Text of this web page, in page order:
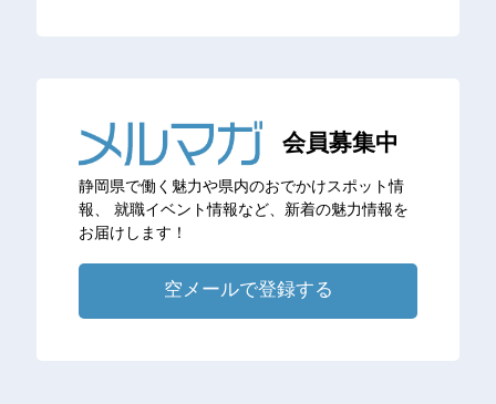
会員募集中
静岡県で働く魅力や県内のおでかけスポット情
報、
就職イベント情報など、新着の魅力情報を
お届けします！
空メールで登録する